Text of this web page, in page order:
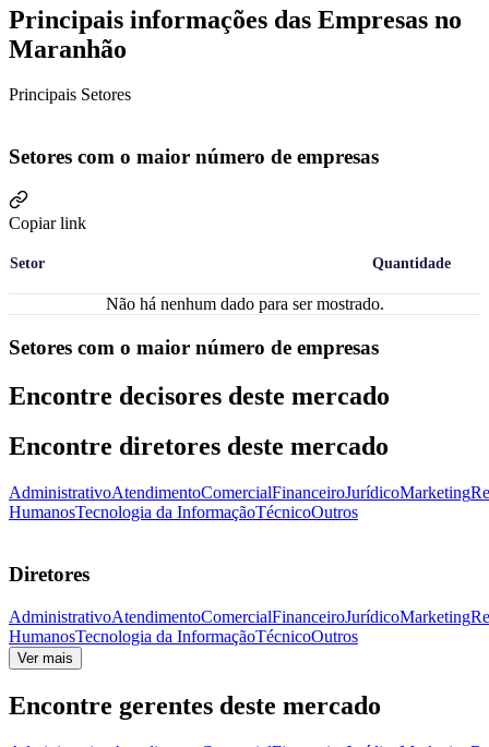
Principais informações das Empresas no
Maranhão
Principais Setores
Setores com o maior número de empresas
Copiar link
Setor Quantidade
Não há nenhum dado para ser mostrado.
Setores com o maior número de empresas
Encontre decisores deste mercado
Encontre diretores deste mercado
AdministrativoAtendimentoComercialFinanceiroJurídicoMarketing
HumanosTecnologia da InformaçãoTécnicoOutros
Diretores
AdministrativoAtendimentoComercialFinanceiroJurídicoMarketing
HumanosTecnologia da InformaçãoTécnicoOutros
Ver mais
Encontre gerentes deste mercado